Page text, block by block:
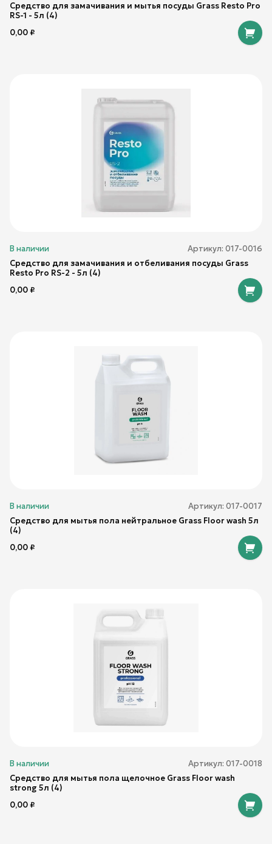
Средство для замачивания и мытья посуды Grass Resto Pro
RS-1 - 5л (4)
0,00₽
В наличии Артикул: 017-0016
Средство для замачивания и отбеливания посуды Grass
Resto Pro RS-2 - 5л (4)
0,00₽
В наличии Артикул: 017-0017
Средство для мытья пола нейтральное Grass Floor wash 5л
(4)
0,00₽
В наличии Артикул: 017-0018
Средство для мытья пола щелочное Grass Floor wash
strong 5л (4)
0,00₽